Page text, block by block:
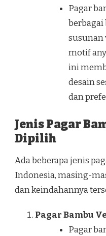
Pagar
berbagai
susunan
motif
ini
desain
dan
Jenis Pagar
Dipilih
Ada beberapa jenis
Indonesia, masing-
dan keindahannya
Pagar Bambu
Pagar